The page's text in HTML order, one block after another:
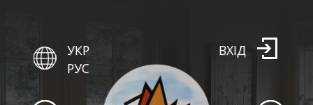
УКР
РУС
ВХІД